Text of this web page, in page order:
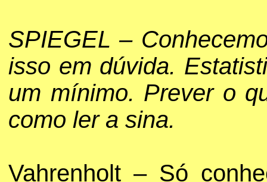
SPIEGEL –
isso em dúvida.
um mínimo. Prever o
como ler a sina.
Vahrenholt – Só